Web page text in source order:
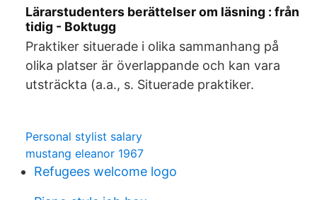
Lärarstudenters berättelser om läsning : från
tidig - Boktugg
Praktiker situerade i olika sammanhang på
olika platser är överlappande och kan vara
utsträckta (a.a., s. Situerade praktiker.
Personal stylist salary
mustang eleanor 1967
Refugees welcome logo